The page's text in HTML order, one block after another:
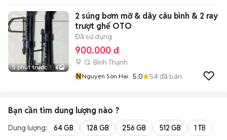
5 phút trước 6
2 súng bơm mỡ & dây câu bình & 2 ray
trượt ghế OTO
Đã sử dụng
900.000 đ
Q. Bình Thạnh
NNguyen Son Hai 5.0 54đã bán
Bạn cần tìm dung lượng nào ?
Dung lượng: 64 GB 128 GB 256 GB 512 GB 1 TB